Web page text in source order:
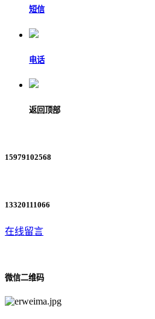
短信
电话
返回顶部
15979102568
13320111066
在线留言
微信二维码